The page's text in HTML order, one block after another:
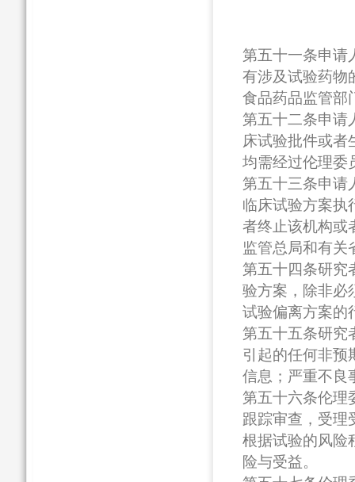
第五十一条申请
有涉及试验药物
食品药品监管部
第五十二条申请
床试验批件或者
均需经过伦理委
第五十三条申请
临床试验方案执
者终止该机构或
监管总局和有关
第五十四条研究
验方案，除非必
试验偏离方案的
第五十五条研究
引起的任何非预
信息；严重不良
第五十六条伦理
跟踪审查，受理
根据试验的风险
险与受益。